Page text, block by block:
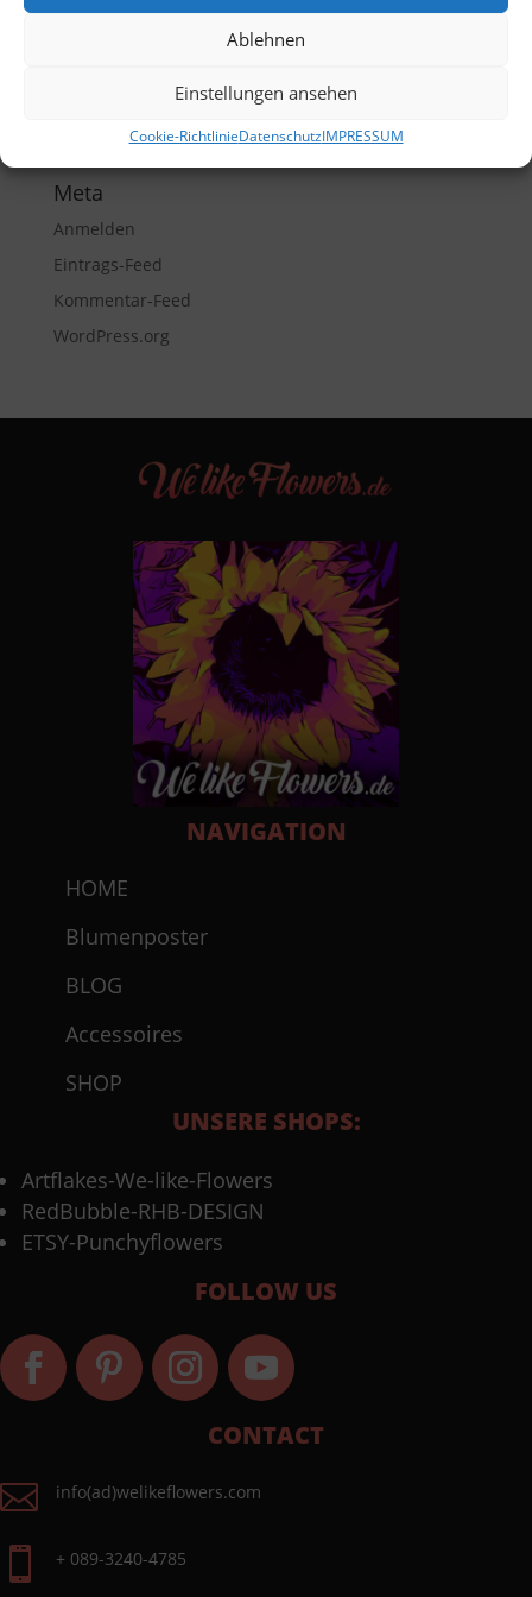
Ablehnen
Einstellungen ansehen
Cookie-RichtlinieDatenschutzIMPRESSUM
Wandposter
Meta
Anmelden
Eintrags-Feed
Kommentar-Feed
WordPress.org
NAVIGATION
HOME
Blumenposter
BLOG
Accessoires
SHOP
UNSERE SHOPS:
Artflakes-We-like-Flowers
RedBubble-RHB-DESIGN
ETSY-Punchyflowers
FOLLOW US
CONTACT
 info(ad)welikeflowers.com
 + 089-3240-4785